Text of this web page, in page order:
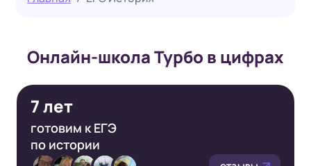
Онлайн-школа Турбо в цифрах
7 лет
готовим к ЕГЭ
по истории